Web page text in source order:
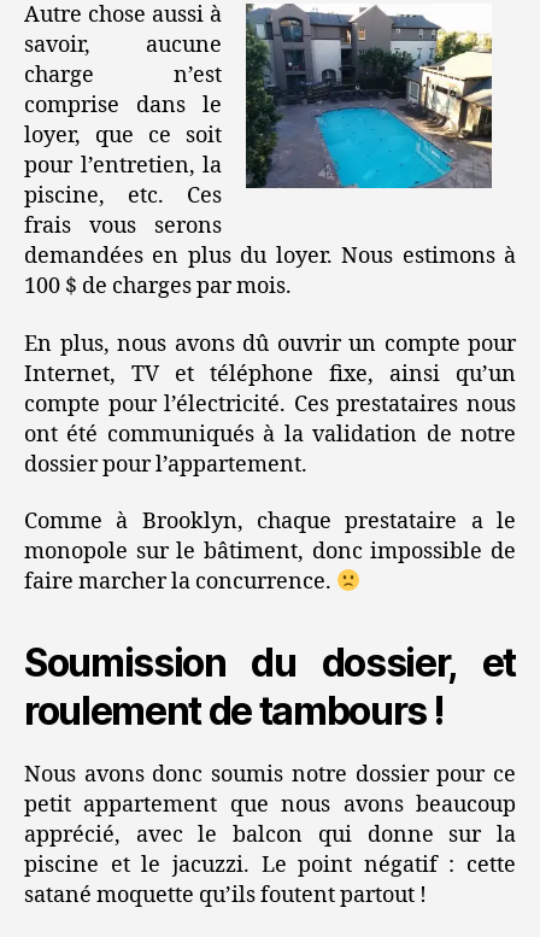
Autre chose aussi à
savoir, aucune
charge n’est
comprise dans le
loyer, que ce soit
pour l’entretien, la
piscine, etc. Ces
frais vous serons
demandées en plus du loyer. Nous estimons à
100 $ de charges par mois.
En plus, nous avons dû ouvrir un compte pour
Internet, TV et téléphone fixe, ainsi qu’un
compte pour l’électricité. Ces prestataires nous
ont été communiqués à la validation de notre
dossier pour l’appartement.
Comme à Brooklyn, chaque prestataire a le
monopole sur le bâtiment, donc impossible de
faire marcher la concurrence.
Soumission du dossier, et
roulement de tambours !
Nous avons donc soumis notre dossier pour ce
petit appartement que nous avons beaucoup
apprécié, avec le balcon qui donne sur la
piscine et le jacuzzi. Le point négatif : cette
satané moquette qu’ils foutent partout !